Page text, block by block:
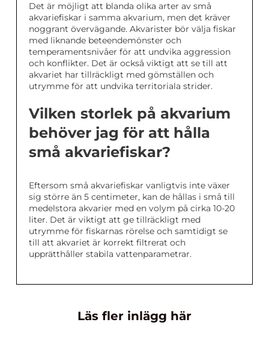
Det är möjligt att blanda olika arter av små
akvariefiskar i samma akvarium, men det kräver
noggrant övervägande. Akvarister bör välja fiskar
med liknande beteendemönster och
temperamentsnivåer för att undvika aggression
och konflikter. Det är också viktigt att se till att
akvariet har tillräckligt med gömställen och
utrymme för att undvika territoriala strider.
Vilken storlek på akvarium
behöver jag för att hålla
små akvariefiskar?
Eftersom små akvariefiskar vanligtvis inte växer
sig större än 5 centimeter, kan de hållas i små till
medelstora akvarier med en volym på cirka 10-20
liter. Det är viktigt att ge tillräckligt med
utrymme för fiskarnas rörelse och samtidigt se
till att akvariet är korrekt filtrerat och
upprätthåller stabila vattenparametrar.
Läs fler inlägg här